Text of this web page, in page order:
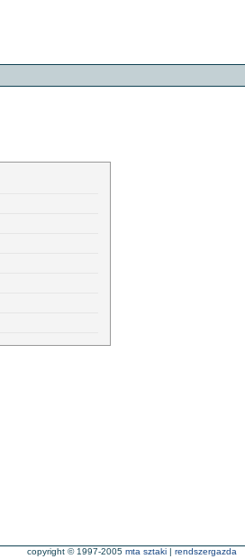
copyright © 1997-2005 mta sztaki | rendszergazda